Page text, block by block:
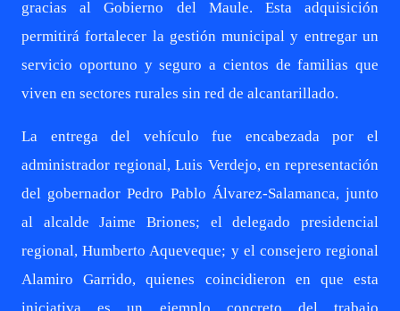
gracias al Gobierno del Maule. Esta adquisición
permitirá fortalecer la gestión municipal y entregar un
servicio oportuno y seguro a cientos de familias que
viven en sectores rurales sin red de alcantarillado.
La entrega del vehículo fue encabezada por el
administrador regional, Luis Verdejo, en representación
del gobernador Pedro Pablo Álvarez-Salamanca, junto
al alcalde Jaime Briones; el delegado presidencial
regional, Humberto Aqueveque; y el consejero regional
Alamiro Garrido, quienes coincidieron en que esta